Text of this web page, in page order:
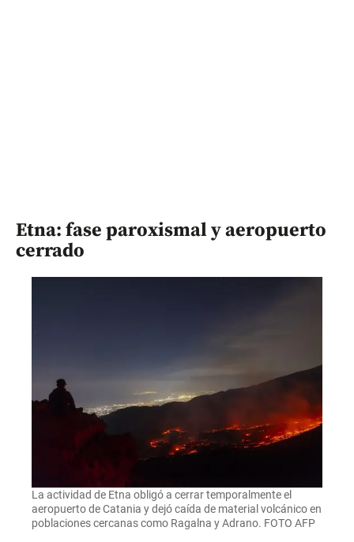
Etna: fase paroxismal y aeropuerto
cerrado
La actividad de Etna obligó a cerrar temporalmente el
aeropuerto de Catania y dejó caída de material volcánico en
poblaciones cercanas como Ragalna y Adrano. FOTO AFP